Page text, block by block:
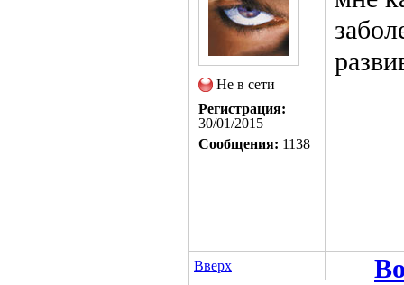
Не в сети
Регистрация:
30/01/2015
Сообщения: 1138
Вверх